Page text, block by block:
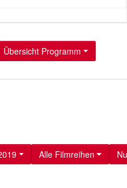
Übersicht Programm
Alle Filmreihen